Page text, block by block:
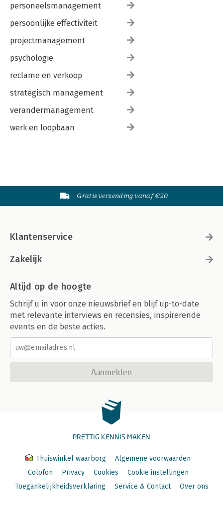
personeelsmanagement
persoonlijke effectiviteit
projectmanagement
psychologie
reclame en verkoop
strategisch management
verandermanagement
werk en loopbaan
Gratis verzending vanaf €20
Klantenservice
Zakelijk
Altijd op de hoogte
Schrijf u in voor onze nieuwsbrief en blijf up-to-date
met relevante interviews en recensies, inspirerende
events en de beste acties.
Aanmelden
PRETTIG KENNIS MAKEN
Thuiswinkel waarborg
Algemene voorwaarden
Colofon
Privacy Cookies
Cookie instellingen
Toegankelijkheidsverklaring
Service & Contact Over ons